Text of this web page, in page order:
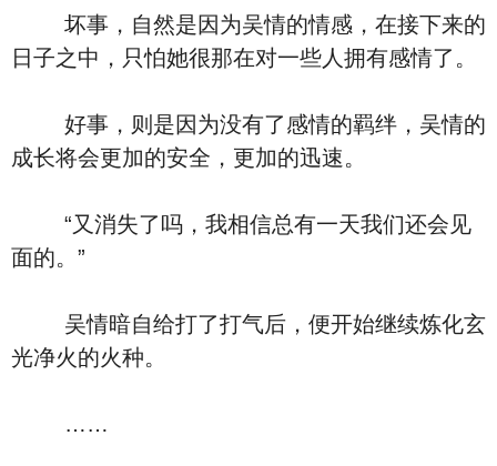
坏事，自然是因为吴情的情感，在接下来的
日子之中，只怕她很那在对一些人拥有感情了。
好事，则是因为没有了感情的羁绊，吴情的
成长将会更加的安全，更加的迅速。
“又消失了吗，我相信总有一天我们还会见
面的。”
吴情暗自给打了打气后，便开始继续炼化玄
光净火的火种。
……